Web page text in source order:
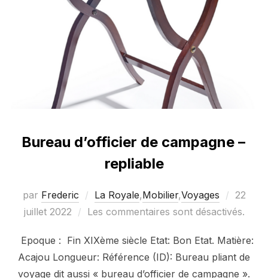
Bureau d’officier de campagne –
repliable
par Frederic La Royale,Mobilier,Voyages
Publié
le
22
juillet 2022
Les commentaires sont désactivés.
Epoque : Fin XIXème siècle Etat: Bon Etat. Matière:
Acajou Longueur: Référence (ID): Bureau pliant de
voyage dit aussi « bureau d’officier de campagne ».